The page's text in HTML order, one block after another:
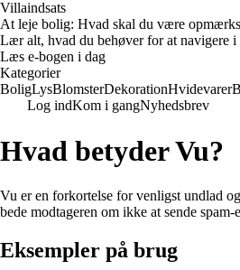
Villaindsats
At leje bolig: Hvad skal du være
Lær alt, hvad du behøver for at navigere
Læs e-bogen i dag
Kategorier
BoligLysBlomsterDekorationHvidevarer
Log indKom i gangNyhedsbrev
Hvad betyder Vu?
Vu er en forkortelse for venligst undlad
bede modtageren om ikke at sende spam-
Eksempler på brug